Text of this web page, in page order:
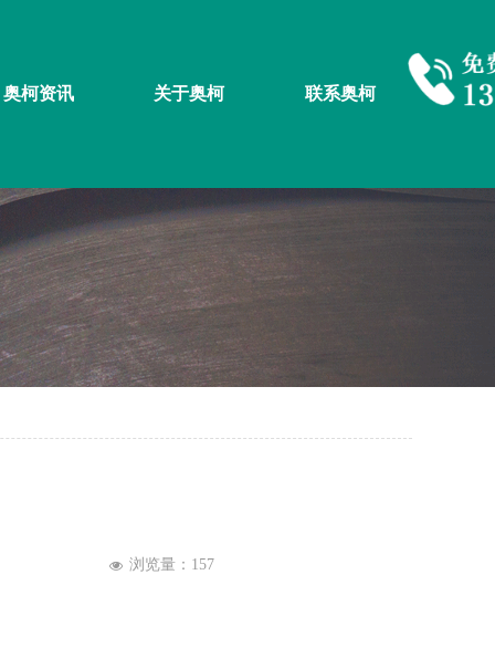
奥柯资讯 关于奥柯 联系奥柯
넶 浏览量： 157